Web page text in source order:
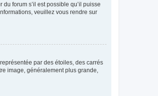
forum s’il est possible qu’il puisse
veuillez vous rendre sur
par des étoiles, des carrés
image, généralement plus grande,